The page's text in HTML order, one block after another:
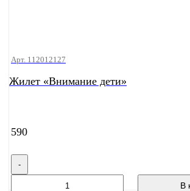
Арт. 112012127
Жилет «Внимание дети»
590
-
В